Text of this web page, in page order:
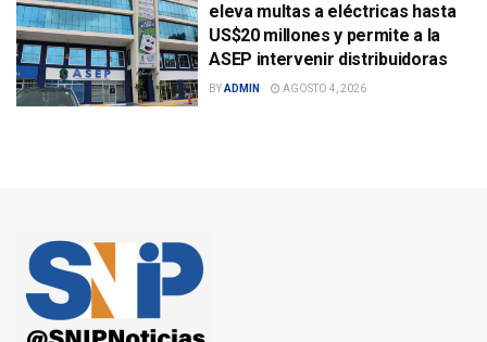
eleva multas a eléctricas hasta
US$20 millones y permite a la
ASEP intervenir distribuidoras
BYADMIN AGOSTO 4, 2026